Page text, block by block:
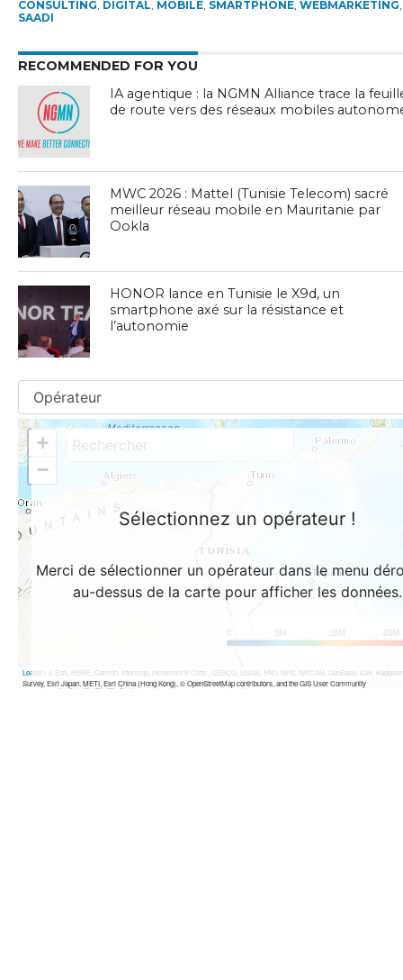
CONSULTING DIGITAL MOBILE, SMARTPHONE, WEBMARKETING
SAADI
RECOMMENDED FOR YOU
IA agentique : la NGMN Alliance trace la
de route vers des réseaux mobiles
MWC 2026 : Mattel (Tunisie Telecom) sacré
meilleur réseau mobile en Mauritanie par
Ookla
HONOR lance en Tunisie le X9d, un
smartphone axé sur la résistance et
l’autonomie